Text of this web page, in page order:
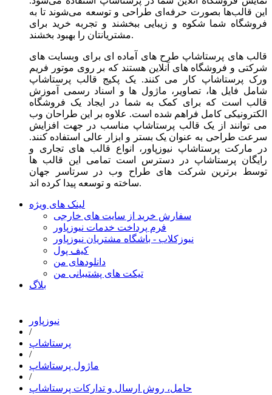
این قالب‌ها بصورت حرفه‌ای طراحی و توسعه می‌شوند تا به
فروشگاه شما شکوه و زیبایی ببخشند و تجربه خرید برای
مشتریانتان را بهبود بخشند.
قالب های پرستاشاپ طرح های آماده ای برای وبسایت های
شرکتی و فروشگاه های آنلاین هستند که بر روی موتور فریم
ورک پرستاشاپ کار می کنند. یک پکیج قالب پرستاشاپ
شامل فایل ها، تصاویر، ماژول ها و اسناد رسمی آموزش
قالب است که برای کمک به شما در ایجاد یک فروشگاه
الکترونیکی کامل فراهم شده است. علاوه بر این طراحان وب
می توانند از یک قالب پرستاشاپ مناسب در جهت افزایش
سرعت طراحی به عنوان یک بستر و ابزار عالی استفاده کنند.
در مارکت پرستاشاپ نیوزپاور، انواع قالب های تجاری و
رایگان پرستاشاپ در دسترس است تمامی این قالب ها
توسط برترین شرکت های طراح وب در سرتاسر جهان
ساخته و توسعه پیدا کرده اند.
لینک های ویژه
سفارش خرید از سایت های خارجی
فرم پرداخت خدمات نیوزپاور
نیوزکلاب - باشگاه مشتریان نیوزپاور
کیف پول
دانلودهای من
تیکت های پشتیبانی من
بلاگ
نیوزپاور
/
پرستاشاپ
/
ماژول پرستاشاپ
/
حامل، روش ارسال و تدارکات پرستاشاپ